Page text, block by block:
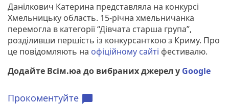
Данілкович Катерина представляла на конкурсі
Хмельницьку область. 15-річна хмельничанка
перемогла в категорії “Дівчата старша група”,
розділивши першість із конкурсанткою з Криму. Про
це повідомляють на офіційному сайті фестивалю.
Додайте Всім.юа до вибраних джерел у Google
Прокоментуйте chat_bubble